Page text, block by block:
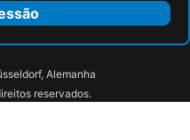
Achères Poissy
CAZAUDEHORE Hôtel Restaurant Gastronomique Terrasse et Jardins
Alemanha
reservados.